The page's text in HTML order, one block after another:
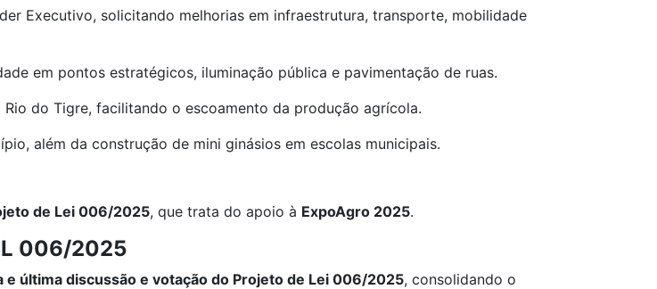
Executivo, solicitando melhorias em infraestrutura, transporte, mobilidade
em pontos estratégicos, iluminação pública e pavimentação de ruas.
do Tigre, facilitando o escoamento da produção agrícola.
além da construção de mini ginásios em escolas municipais.
de Lei 006/2025, que trata do apoio à ExpoAgro 2025.
006/2025
e última discussão e votação do Projeto de Lei 006/2025, consolidando o